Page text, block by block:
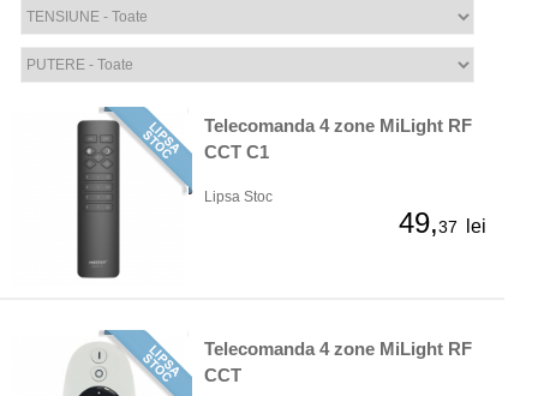
Telecomanda 4 zone MiLight RF
CCT C1
Lipsa Stoc
49,37 lei
Telecomanda 4 zone MiLight RF
CCT